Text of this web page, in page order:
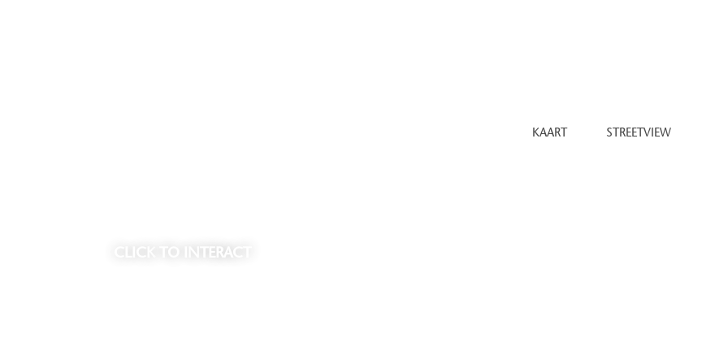
KAART STREETVIEW
TO INTERACT